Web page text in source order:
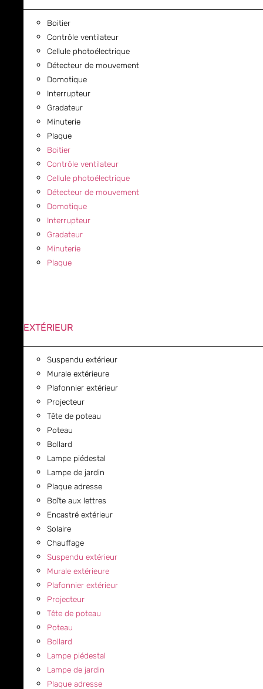
Boitier
Contrôle ventilateur
Cellule photoélectrique
Détecteur de mouvement
Domotique
Interrupteur
Gradateur
Minuterie
Plaque
Boitier
Contrôle ventilateur
Cellule photoélectrique
Détecteur de mouvement
Domotique
Interrupteur
Gradateur
Minuterie
Plaque
EXTÉRIEUR
Suspendu extérieur
Murale extérieure
Plafonnier extérieur
Projecteur
Tête de poteau
Poteau
Bollard
Lampe piédestal
Lampe de jardin
Plaque adresse
Boîte aux lettres
Encastré extérieur
Solaire
Chauffage
Suspendu extérieur
Murale extérieure
Plafonnier extérieur
Projecteur
Tête de poteau
Poteau
Bollard
Lampe piédestal
Lampe de jardin
Plaque adresse